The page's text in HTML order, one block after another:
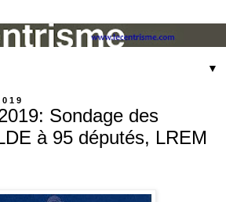
▼
Sondage des
à 95 députés, LREM